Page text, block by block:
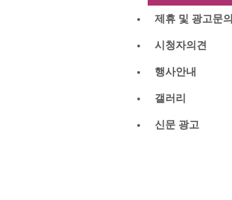
제휴 및 광고문의
시청자의견
행사안내
갤러리
신문 광고